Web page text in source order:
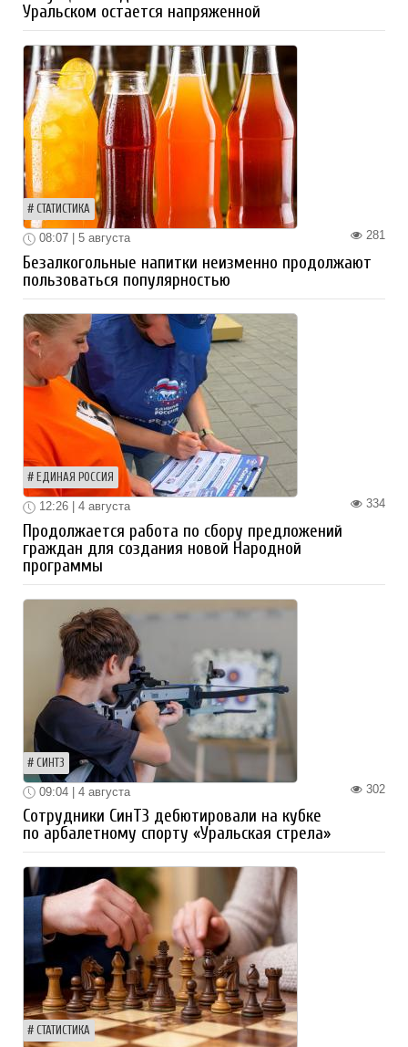
Уральском остается напряженной
СТАТИСТИКА
281
08:07 | 5 августа
Безалкогольные напитки неизменно продолжают
пользоваться популярностью
ЕДИНАЯ РОССИЯ
334
12:26 | 4 августа
Продолжается работа по сбору предложений
граждан для создания новой Народной
программы
СИНТЗ
302
09:04 | 4 августа
Сотрудники СинТЗ дебютировали на кубке
по арбалетному спорту «Уральская стрела»
СТАТИСТИКА